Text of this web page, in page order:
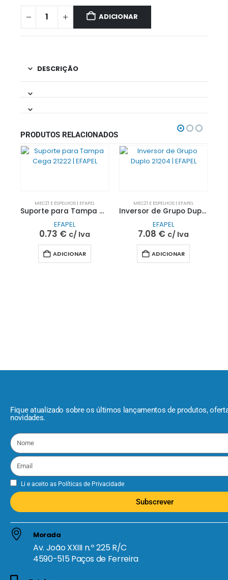
ADICIONAR
DESCRIÇÃO
PRODUTOS RELACIONADOS
MEC21 E ESPELHOS | EFAPEL
Suporte para Tampa Cega 21222 | EFAPEL
EFAPEL
0.73 € c/ Iva
ADICIONAR
MEC21 E ESPELHOS | EFAPEL
Inversor de Grupo Duplo 21204 | EFAPEL
EFAPEL
7.08 € c/ Iva
ADICIONAR
Fique atualizado sobre os últimos lançamentos de produtos,
novidades.
Li e aceito as Políticas de Privacidade
Subscrever
Morada
Av. João XXIII n.º 225 R/C
4590-515 Paços de Ferreira